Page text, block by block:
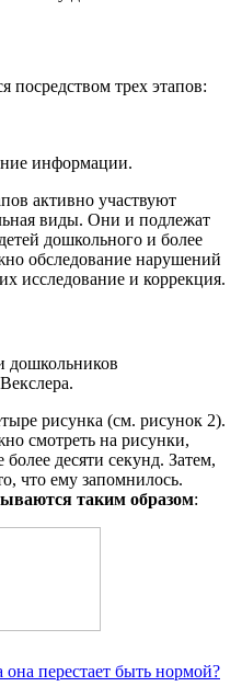
посредством трех этапов:
информации.
активно участвуют
виды. Они и подлежат
дошкольного и более
обследование нарушений
исследование и коррекция.
дошкольников
рисунка (см. рисунок 2).
смотреть на рисунки,
более десяти секунд. Затем,
что ему запомнилось.
таким образом:
она перестает быть нормой?